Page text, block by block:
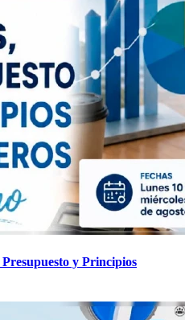
y Principios